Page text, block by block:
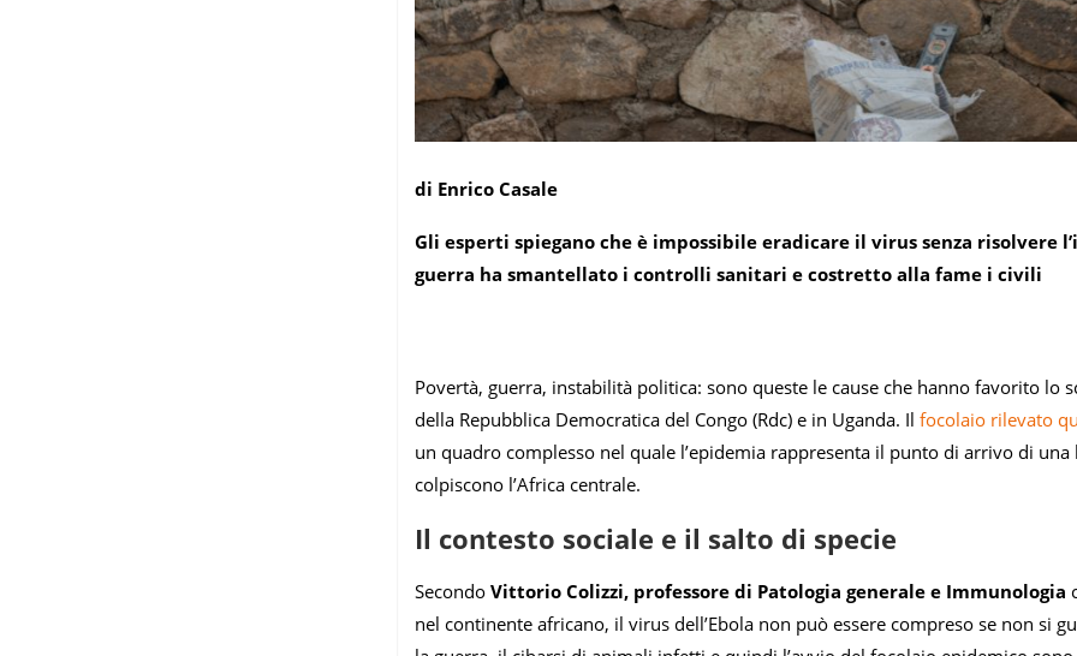
di Enrico Casale
Gli esperti spiegano che è impossibile eradicare il virus senza
guerra ha smantellato i controlli sanitari e costretto alla fame i civili
Povertà, guerra, instabilità politica: sono queste le cause che hanno favorito
della Repubblica Democratica del Congo (Rdc) e in Uganda. Il focolaio rilevato
un quadro complesso nel quale l’epidemia rappresenta il punto di arrivo di
colpiscono l’Africa centrale.
Il contesto sociale e il salto di specie
Secondo Vittorio Colizzi, professore di Patologia generale e Immunologia
nel continente africano, il virus dell’Ebola non può essere compreso se non si